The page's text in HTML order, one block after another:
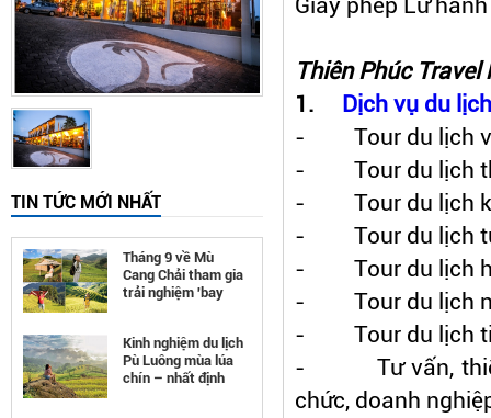
TIN TỨC MỚI NHẤT
Tháng 9 về Mù
Cang Chải tham gia
trải nghiệm 'bay
Kinh nghiệm du lịch
Pù Luông mùa lúa
chín – nhất định
Thiên Phúc
1. Dịch vụ du lịch
- Tour du lịch vé
- Tour du lịch
- Tour du lịch
- Tour du lịch
- Tour du lịch
- Tour du lịch
- Tour du lịch
- Tư vấn, thiết
chức, doanh